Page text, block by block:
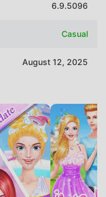
6.9.5096
Casual
August 12, 2025